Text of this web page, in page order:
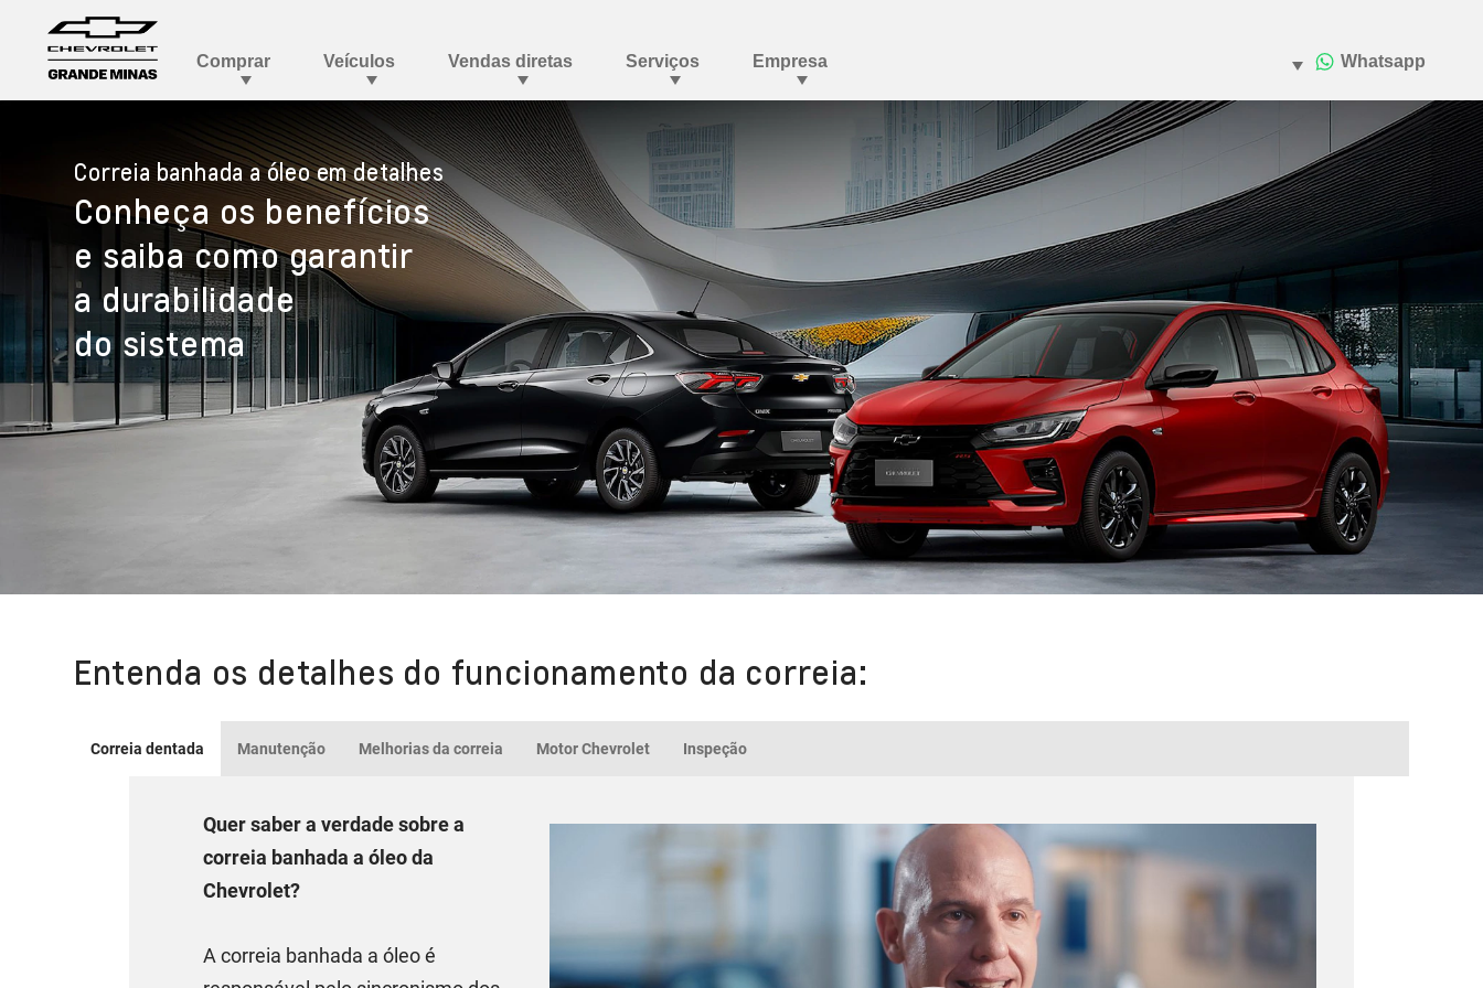
Correia banhada a óleo em detalhes
Conheça os benefícios
e saiba como garantir
a durabilidade
do sistema
Entenda os detalhes do funcionamento da correia:
Correia dentada Manutenção Melhorias da correia Motor Chevrolet Inspeção
Quer saber a verdade sobre a
correia banhada a óleo da
Chevrolet?
A correia banhada a óleo é